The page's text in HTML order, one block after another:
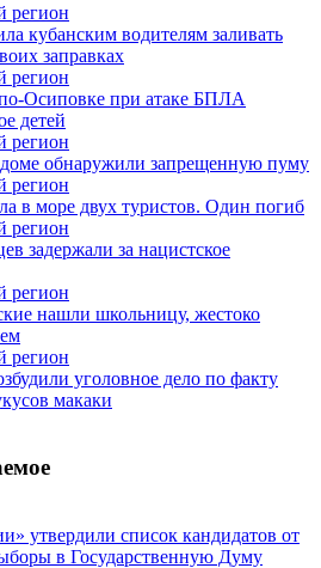
кубанским водителям заливать
заправках
Осиповке при атаке БПЛА
детей
обнаружили запрещенную пуму
в море двух туристов. Один погиб
задержали за нацистское
нашли школьницу, жестоко
уголовное дело по факту
макаки
утвердили список кандидатов от
в Государственную Думу